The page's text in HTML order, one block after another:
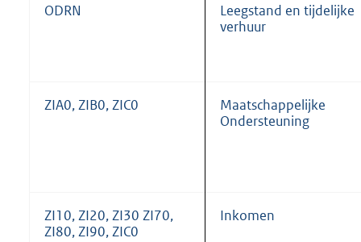
ODRN
Leegstand en tijdelijke
verhuur
ZIA0, ZIB0, ZIC0
Maatschappelijke
Ondersteuning
ZI10, ZI20, ZI30 ZI70,
ZI80, ZI90, ZIC0
Inkomen